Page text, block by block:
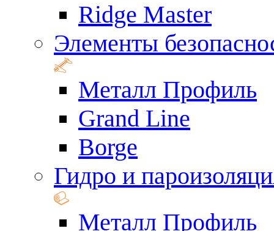
Ridge Master
Элементы
Металл Профиль
Grand Line
Borge
Гидро и
Металл Профиль